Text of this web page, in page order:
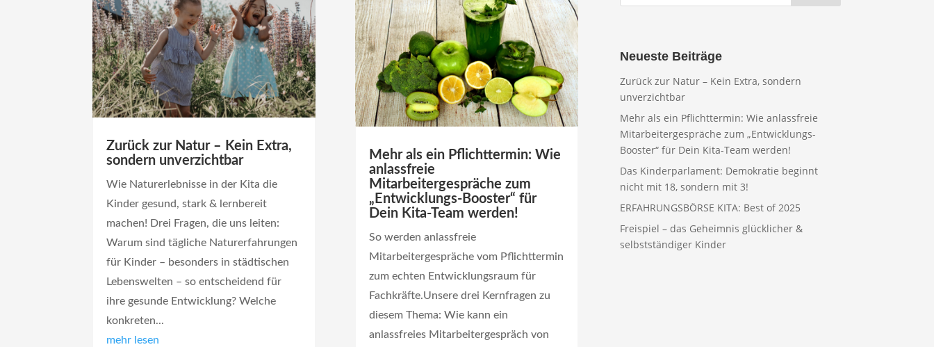
Zurück zur Natur – Kein Extra,
sondern unverzichtbar
Wie Naturerlebnisse in der Kita die
Kinder gesund, stark & lernbereit
machen! Drei Fragen, die uns leiten:
Warum sind tägliche Naturerfahrungen
für Kinder – besonders in städtischen
Lebenswelten – so entscheidend für
ihre gesunde Entwicklung? Welche
konkreten...
mehr lesen
Mehr als ein Pflichttermin: Wie
anlassfreie
Mitarbeitergespräche zum
„Entwicklungs-Booster“ für
Dein Kita-Team werden!
So werden anlassfreie
Mitarbeitergespräche vom Pflichttermin
zum echten Entwicklungsraum für
Fachkräfte.Unsere drei Kernfragen zu
diesem Thema: Wie kann ein
anlassfreies Mitarbeitergespräch von
Neueste Beiträge
Zurück zur Natur – Kein Extra, sondern
unverzichtbar
Mehr als ein Pflichttermin: Wie anlassfreie
Mitarbeitergespräche zum „Entwicklungs-
Booster“ für Dein Kita-Team werden!
Das Kinderparlament: Demokratie beginnt
nicht mit 18, sondern mit 3!
ERFAHRUNGSBÖRSE KITA: Best of 2025
Freispiel – das Geheimnis glücklicher &
selbstständiger Kinder